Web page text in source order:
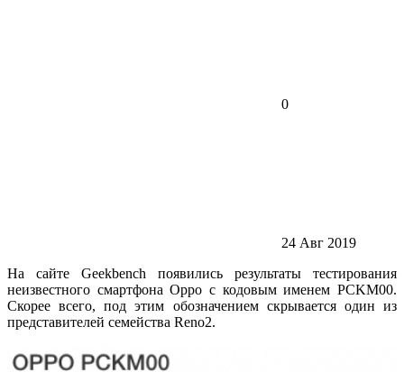
0
24 Авг 2019
На сайте Geekbench появились результаты тестирования
неизвестного смартфона Oppo с кодовым именем PCKM00.
Скорее всего, под этим обозначением скрывается один из
представителей семейства Reno2.